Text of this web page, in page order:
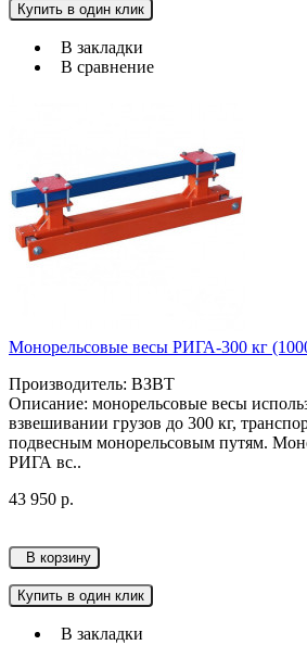
Купить в один клик
В закладки
В сравнение
Монорельсовые весы РИГА-300 кг
Производитель: ВЗВТ
Описание: монорельсовые весы
взвешивании грузов до 300 кг,
подвесным монорельсовым путям.
РИГА вс..
43 950 р.
В корзину
Купить в один клик
В закладки